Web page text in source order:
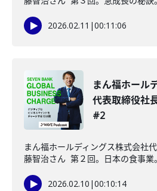
2026.02.11 |00:11:06
まん福ホール
代表取締役社
#2
まん福ホールディングス株式会社
藤智治さん 第２回。日本の食事業
2026.02.10 |00:10:14